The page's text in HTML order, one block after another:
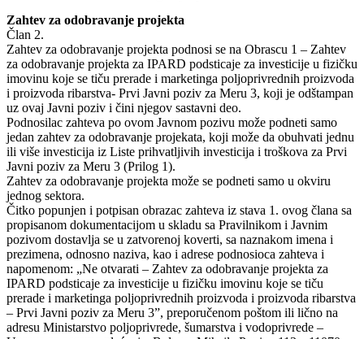
Zahtev za odobravanje projekta
Član 2.
Zahtev za odobravanje projekta podnosi se na Obrascu 1 – Zahtev
za odobravanje projekta za IPARD podsticaje za investicije u fizičku
imovinu koje se tiču prerade i marketinga poljoprivrednih proizvoda
i proizvoda ribarstva- Prvi Javni poziv za Meru 3, koji je odštampan
uz ovaj Javni poziv i čini njegov sastavni deo.
Podnosilac zahteva po ovom Javnom pozivu može podneti samo
jedan zahtev za odobravanje projekata, koji može da obuhvati jednu
ili više investicija iz Liste prihvatljivih investicija i troškova za Prvi
Javni poziv za Meru 3 (Prilog 1).
Zahtev za odobravanje projekta može se podneti samo u okviru
jednog sektora.
Čitko popunjen i potpisan obrazac zahteva iz stava 1. ovog člana sa
propisanom dokumentacijom u skladu sa Pravilnikom i Javnim
pozivom dostavlja se u zatvorenoj koverti, sa naznakom imena i
prezimena, odnosno naziva, kao i adrese podnosioca zahteva i
napomenom: „Ne otvarati – Zahtev za odobravanje projekta za
IPARD podsticaje za investicije u fizičku imovinu koje se tiču
prerade i marketinga poljoprivrednih proizvoda i proizvoda ribarstva
– Prvi Javni poziv za Meru 3”, preporučenom poštom ili lično na
adresu Ministarstvo poljoprivrede, šumarstva i vodoprivrede –